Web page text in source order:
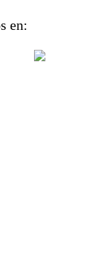
en: